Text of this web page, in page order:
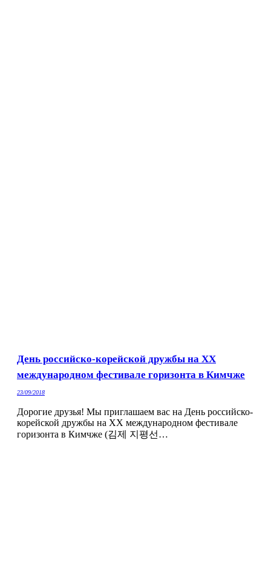
День российско-корейской дружбы на ХХ
международном фестивале горизонта в Кимчже
23/09/2018
Дорогие друзья! Мы приглашаем вас на День российско-
корейской дружбы на ХХ международном фестивале
горизонта в Кимчже (김제 지평선…